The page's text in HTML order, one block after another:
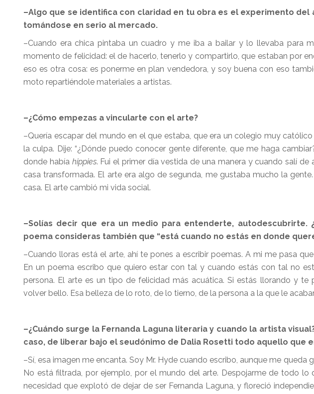
–Algo que se identifica con claridad en tu obra es el experimento
tomándose en serio al mercado.
–Cuando era chica pintaba un cuadro y me iba a bailar y lo llevaba para
momento de felicidad: el de hacerlo, tenerlo y compartirlo, que estaban por
eso es otra cosa: es ponerme en plan vendedora, y soy buena con eso
moto repartiéndole materiales a artistas.
–¿Cómo empezas a vincularte con el arte?
–Quería escapar del mundo en el que estaba, que era un colegio muy
la culpa. Dije: “¿Dónde puedo conocer gente diferente, que me haga
donde había hippies. Fui el primer día vestida de una manera y cuando salí
casa transformada. El arte era algo de segunda, me gustaba mucho la
casa. El arte cambió mi vida social.
–Solías decir que era un medio para entenderte, autodescubrirte.
poema consideras también que “está cuando no estás en donde
–Cuando lloras está el arte, ahí te pones a escribir poemas. A mi me pasa
En un poema escribo que quiero estar con tal y cuando estás con tal no
persona. El arte es un tipo de felicidad más acuática. Si estás llorando y te
volver bello. Esa belleza de lo roto, de lo tierno, de la persona a la que le
–¿Cuándo surge la Fernanda Laguna literaria y cuando la artista
caso, de liberar bajo el seudónimo de Dalia Rosetti todo aquello que
–Sí, esa imagen me encanta. Soy Mr. Hyde cuando escribo, aunque me queda
No está filtrada, por ejemplo, por el mundo del arte. Despojarme de todo lo
necesidad que explotó de dejar de ser Fernanda Laguna, y floreció